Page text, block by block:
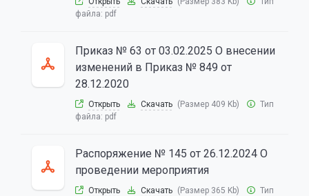
файла: pdf
Приказ № 63 от 03.02.2025 О внесении
изменений в Приказ № 849 от
28.12.2020
Открыть Скачать (Размер 409 Kb)
Тип
файла: pdf
Распоряжение № 145 от 26.12.2024 О
проведении мероприятия
Открыть Скачать (Размер 365 Kb)
Тип